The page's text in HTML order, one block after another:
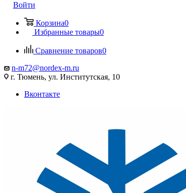
Войти
Корзина0
Избранные товары0
Сравнение товаров0
n-m72@nordex-m.ru
г. Тюмень, ул. Институтская, 10
Вконтакте